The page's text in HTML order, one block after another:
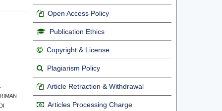
Open Access Policy
Publication Ethics
Copyright & License
Plagiarism Policy
Article Retraction & Withdrawal
Articles Processing Charge